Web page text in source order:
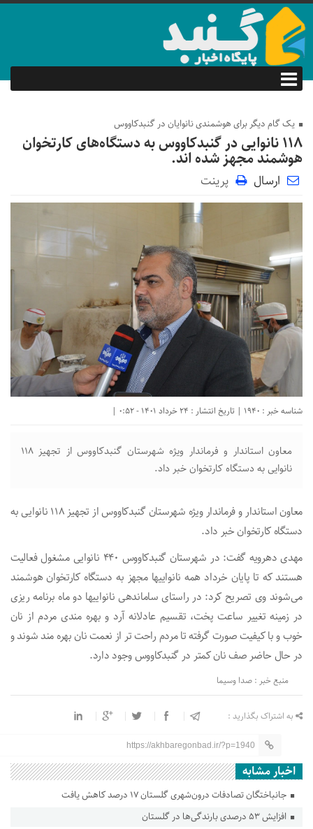
یک گام دیگر برای هوشمندی نانوایان در گنبدکاووس
۱۱۸ نانوایی در گنبدکاووس به دستگاه‌های کارتخوان
هوشمند مجهز شده اند.
ارسال پرینت
شناسه خبر : 1940 | تاریخ انتشار : 24 خرداد 1401 - 0:52 |
معاون استاندار و فرماندار ویژه شهرستان گنبدکاووس از تجهیز ۱۱۸
نانوایی به دستگاه کارتخوان خبر داد.
معاون استاندار و فرماندار ویژه شهرستان گنبدکاووس از تجهیز ۱۱۸ نانوایی به
دستگاه کارتخوان خبر داد.
مهدی دهرویه گفت: در شهرستان گنبدکاووس ۴۴۰ نانوایی مشغول فعالیت
هستند که تا پایان خرداد همه نانواییها مجهز به دستگاه کارتخوان هوشمند
می‌شوند وی تصریح کرد: در راستای ساماندهی نانواییها دو ماه برنامه ریزی
در زمینه تغییر ساعت پخت، تقسیم عادلانه آرد و بهره مندی مردم از نان
خوب و با کیفیت صورت گرفته تا مردم راحت تر از نعمت نان بهره مند شوند و
در حال حاضر صف نان کمتر در گنبدکاووس وجود دارد.
منبع خبر : صدا وسیما
به اشتراک بگذارید :
https://akhbaregonbad.ir/?p=1940
اخبار مشابه
جانباختگان تصادفات درون‌شهری گلستان ۱۷ درصد کاهش یافت
افزایش ۵۳ درصدی بارندگی‌ها در گلستان